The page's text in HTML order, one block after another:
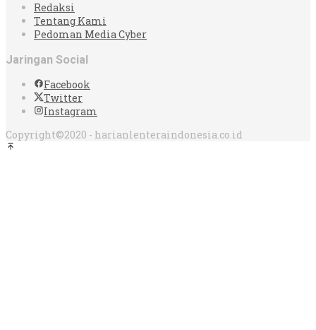
Redaksi
Tentang Kami
Pedoman Media Cyber
Jaringan Social
Facebook
Twitter
Instagram
Copyright©2020 - harianlenteraindonesia.co.id